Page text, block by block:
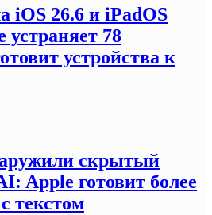
iOS 26.6 и iPadOS
устраняет 78
устройства к
скрытый
Apple готовит более
текстом